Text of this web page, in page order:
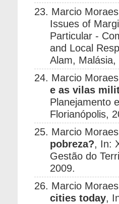
23. Marcio
Issues of
Particular -
and Local
Alam, Malásia,
24. Marcio
e as vilas
Planejamento
Florianópolis,
25. Marcio
pobreza?, In:
Gestão do
2009.
26. Marcio
cities today,